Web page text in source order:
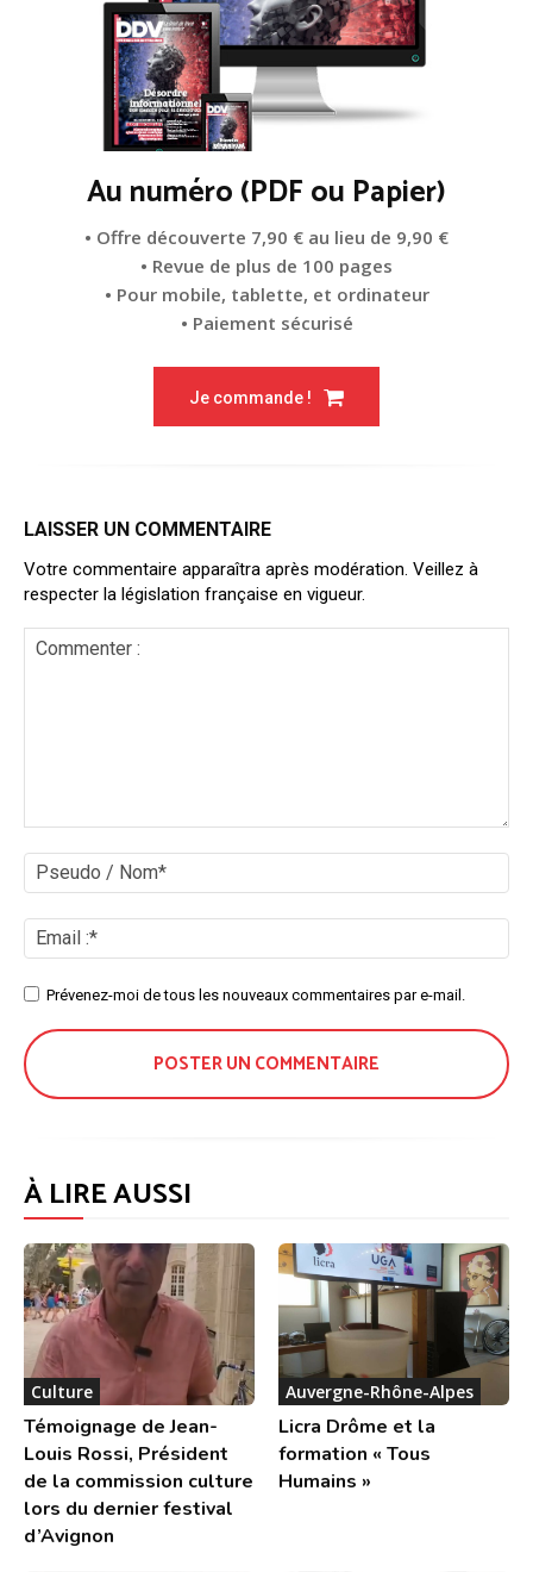
Au numéro (PDF ou Papier)
• Offre découverte 7,90 € au lieu de 9,90 €
• Revue de plus de 100 pages
• Pour mobile, tablette, et ordinateur
• Paiement sécurisé
Je commande !
LAISSER UN COMMENTAIRE
Votre commentaire apparaîtra après modération. Veillez à
respecter la législation française en vigueur.
/
:*
SitePrévenez-moi de tous les nouveaux commentaires par e-mail.
À LIRE AUSSI
Culture
Témoignage de Jean-
Louis Rossi, Président
de la commission culture
lors du dernier festival
d’Avignon
Auvergne-Rhône-Alpes
Licra Drôme et la
formation « Tous
Humains »